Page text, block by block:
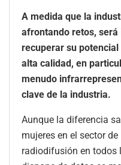
A medida que la
afrontando retos,
recuperar su
alta calidad, en
menudo
clave de la industria.
Aunque la diferencia
mujeres en el sector
radiodifusión en todos